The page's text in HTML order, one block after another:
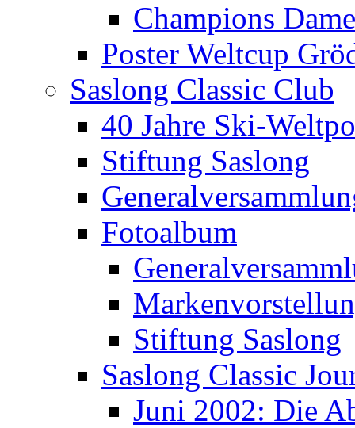
Champions
Poster Weltcup
Saslong Classic Club
40 Jahre Ski-
Stiftung Saslong
Fotoalbum
Stiftung Saslong
Saslong Classic
Juni 2002: Die